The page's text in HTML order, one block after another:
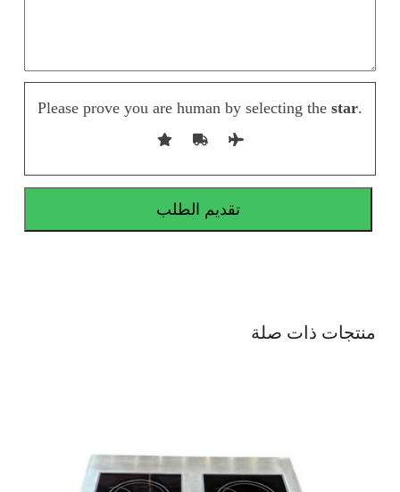
Please prove you are human by selecting the star.
منتجات ذات صلة